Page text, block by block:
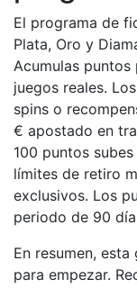
El programa de
Plata, Oro y
Acumulas
juegos reales.
spins o
€ apostado en
100 puntos
límites de retiro
exclusivos. Los
periodo de 90
En resumen,
para empezar.